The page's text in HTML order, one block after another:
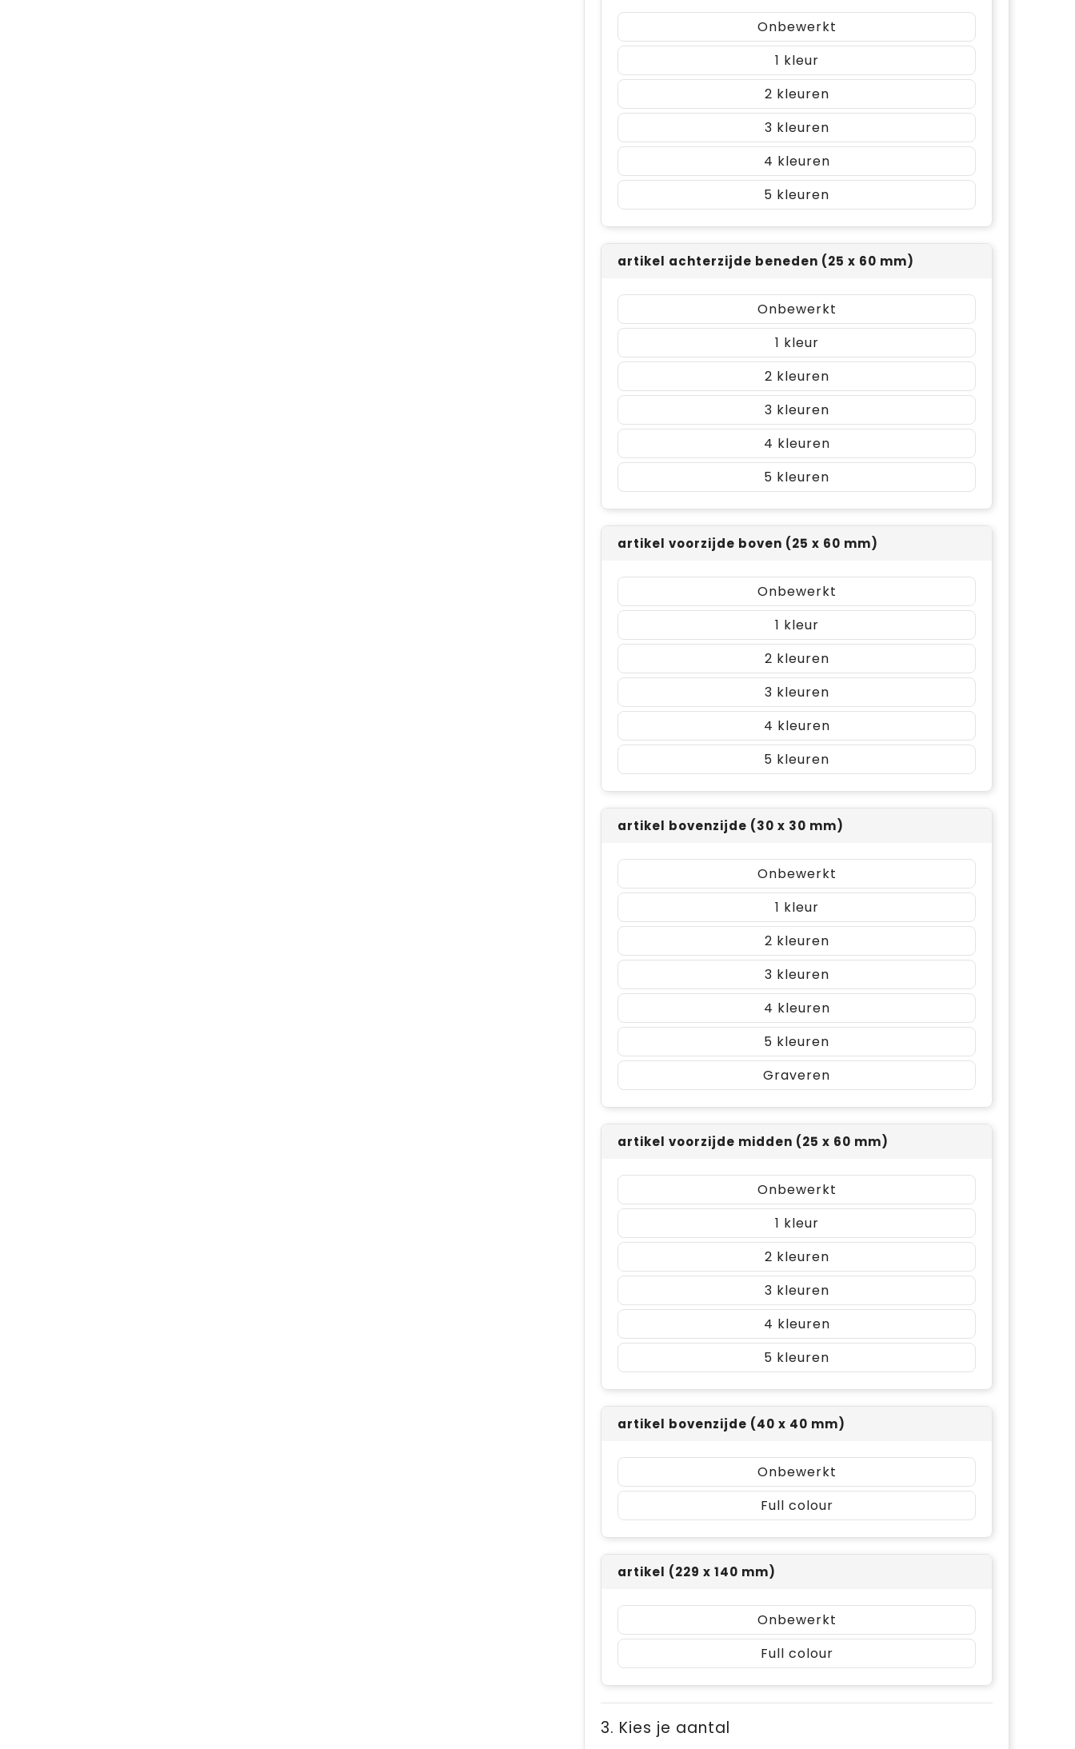
Onbewerkt
1
2
3
4
5
artikel achterzijde beneden (25 x 60 mm)
Onbewerkt
1
2
3
4
5
artikel voorzijde boven (25 x 60 mm)
Onbewerkt
1
2
3
4
5
artikel bovenzijde (30 x 30 mm)
Onbewerkt
1
2
3
4
5
Graveren
artikel voorzijde midden (25 x 60 mm)
Onbewerkt
1
2
3
4
5
artikel bovenzijde (40 x 40 mm)
Onbewerkt
Full colour
artikel (229 x 140 mm)
Onbewerkt
Full colour
3. Kies je aantal